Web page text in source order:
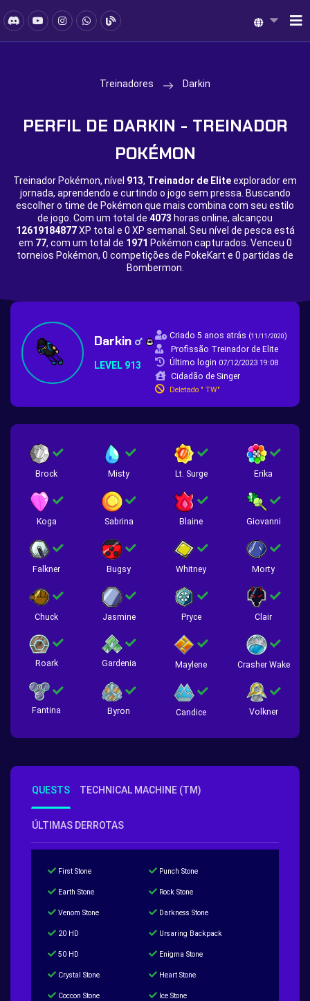
Treinadores Darkin
PERFIL DE DARKIN - TREINADOR
POKÉMON
Treinador Pokémon, nível 913, Treinador de Eliteexplorador em
jornada, aprendendo e curtindo o jogo sem pressa. Buscando
escolher o time de Pokémon que mais combina com seu estilo
de jogo. Com um total de 4073 horas online, alcançou
12619184877XP total e 0 XP semanal. Seu nível de pesca está
em 77, com um total de 1971 Pokémon capturados. Venceu 0
torneios Pokémon, 0 competições de PokeKart e 0 partidas de
Bombermon.
Darkin
LEVEL 913
Criado 5 anos atrás (11/11/2020)
Profissão Treinador de Elite
Último login 07/12/2023 19:08
Cidadão de Singer
Deletado " TW"
Brock Misty Lt. Surge Erika
Koga Sabrina Blaine Giovanni
Falkner Bugsy Whitney Morty
Chuck Jasmine Pryce Clair
Roark Gardenia Maylene Crasher Wake
Fantina Byron Candice Volkner
QUESTS TECHNICAL MACHINE (TM)
ÚLTIMAS DERROTAS
First Stone Punch Stone
Earth Stone Rock Stone
Venom Stone Darkness Stone
20 HD Ursaring Backpack
50 HD Enigma Stone
Crystal Stone Heart Stone
Coccon Stone Ice Stone